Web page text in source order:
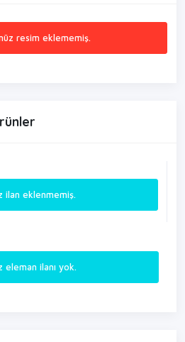
resim eklememiş.
ilan eklenmemiş.
eleman ilanı yok.